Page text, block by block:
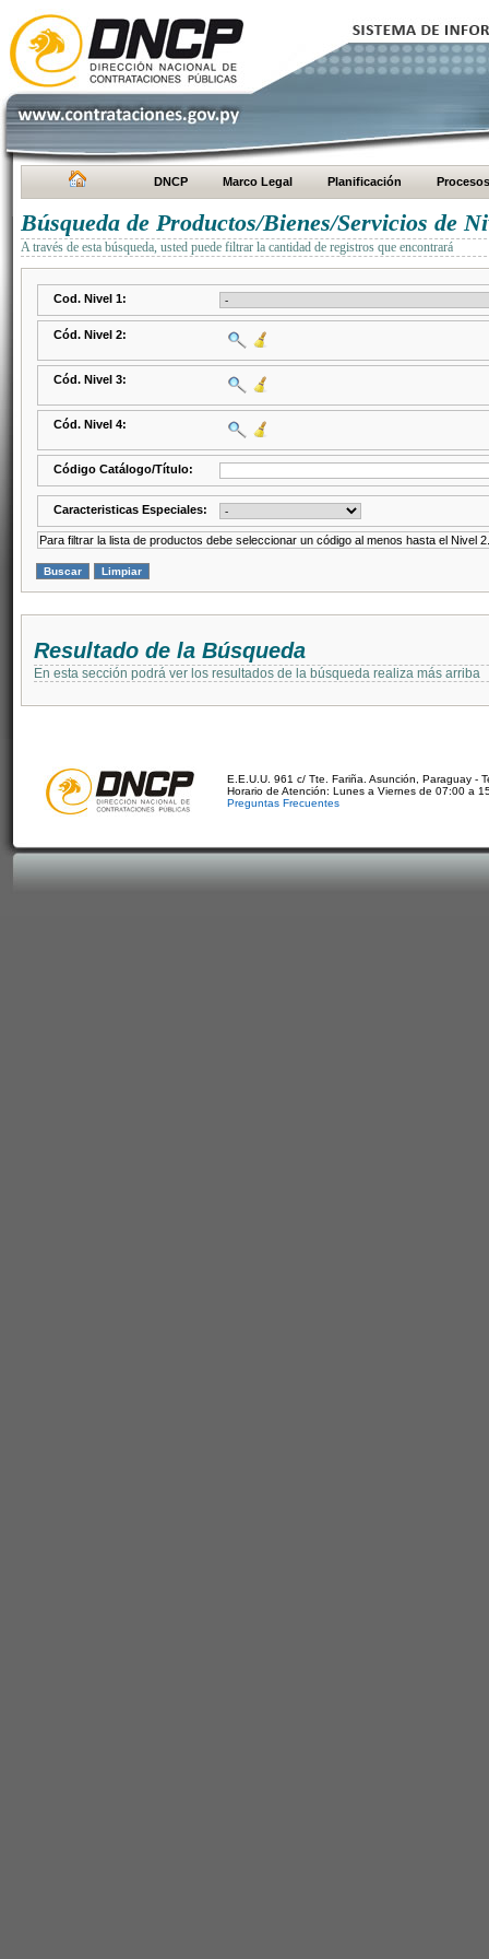
DNCP Marco Legal Planificación Procesos
Búsqueda de Productos/Bienes/Servicios de
A través de esta búsqueda, usted puede filtrar la cantidad de registros que encontrará
Cod. Nivel 1:
Cód. Nivel 2:
Cód. Nivel 3:
Cód. Nivel 4:
Código Catálogo/Título:
Caracteristicas Especiales:
Para filtrar la lista de productos debe seleccionar un código al menos hasta el Nivel 2.
Resultado de la Búsqueda
En esta sección podrá ver los resultados de la búsqueda realiza más arriba
E.E.U.U. 961 c/ Tte. Fariña. Asunción, Paraguay -
Horario de Atención: Lunes a Viernes de 07:00 a
Preguntas Frecuentes